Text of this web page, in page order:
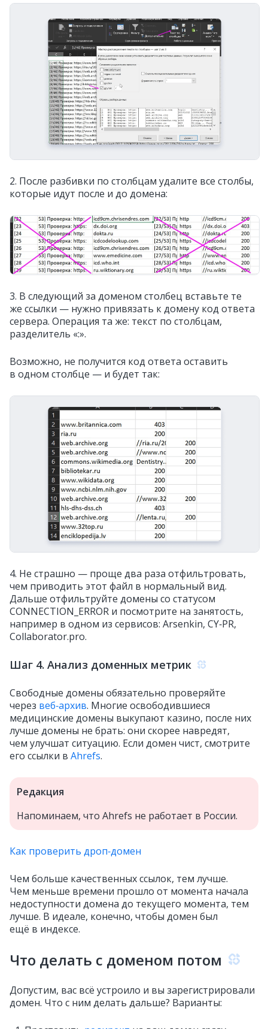
2. После разбивки по столбцам удалите все столбы,
которые идут после и до домена:
3. В следующий за доменом столбец вставьте те
же ссылки — нужно привязать к домену код ответа
сервера. Операция та же: текст по столбцам,
разделитель «:».
Возможно, не получится код ответа оставить
в одном столбце — и будет так:
4. Не страшно — проще два раза отфильтровать,
чем приводить этот файл в нормальный вид.
Дальше отфильтруйте домены со статусом
CONNECTION_ERROR и посмотрите на занятость,
например в одном из сервисов: Arsenkin, CY‑PR,
Collaborator.pro.
Шаг 4. Анализ доменных метрик
Свободные домены обязательно проверяйте
через веб‑архив. Многие освободившиеся
медицинские домены выкупают казино, после них
лучше домены не брать: они скорее навредят,
чем улучшат ситуацию. Если домен чист, смотрите
его ссылки в Ahrefs.
Редакция
Напоминаем, что Ahrefs не работает в России.
Как проверить дроп‑домен
Чем больше качественных ссылок, тем лучше.
Чем меньше времени прошло от момента начала
недоступности домена до текущего момента, тем
лучше. В идеале, конечно, чтобы домен был
ещё в индексе.
Что делать с доменом потом
Допустим, вас всё устроило и вы зарегистрировали
домен. Что с ним делать дальше? Варианты: